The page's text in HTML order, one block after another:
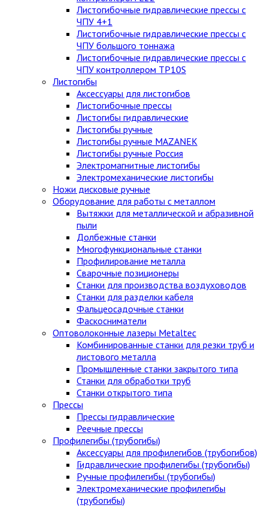
Листогибочные гидравлические прессы с
ЧПУ 4+1
Листогибочные гидравлические прессы с
ЧПУ большого тоннажа
Листогибочные гидравлические прессы с
ЧПУ контроллером TP10S
Листогибы
Аксессуары для листогибов
Листогибочные прессы
Листогибы гидравлические
Листогибы ручные
Листогибы ручные MAZANEK
Листогибы ручные Россия
Электромагнитные листогибы
Электромеханические листогибы
Ножи дисковые ручные
Оборудование для работы с металлом
Вытяжки для металлической и абразивной
пыли
Долбежные станки
Многофункциональные станки
Профилирование металла
Сварочные позиционеры
Станки для производства воздуховодов
Станки для разделки кабеля
Фальцеосадочные станки
Фаскосниматели
Оптоволоконные лазеры Metaltec
Комбинированные станки для резки труб и
листового металла
Промышленные станки закрытого типа
Станки для обработки труб
Станки открытого типа
Прессы
Прессы гидравлические
Реечные прессы
Профилегибы (трубогибы)
Аксессуары для профилегибов (трубогибов)
Гидравлические профилегибы (трубогибы)
Ручные профилегибы (трубогибы)
Электромеханические профилегибы
(трубогибы)